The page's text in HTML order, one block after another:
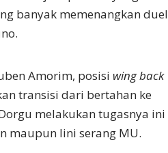
banyak memenangkan duel
Amorim, posisi wing back
transisi dari bertahan ke
melakukan tugasnya ini
maupun lini serang MU.